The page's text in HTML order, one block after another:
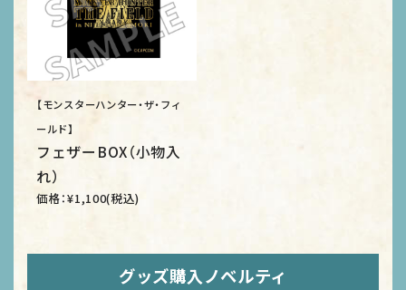
【モンスターハンター・ザ・フィ
ールド】
フェザーBOX（小物入
れ）
価格：¥1,100(税込)
グッズ購入ノベルティ